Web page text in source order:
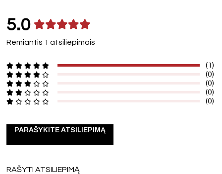
5.0
Remiantis 1 atsiliepimais
(1)
(0)
(0)
(0)
(0)
PARAŠYKITE ATSILIEPIMĄ
RAŠYTI ATSILIEPIMĄ